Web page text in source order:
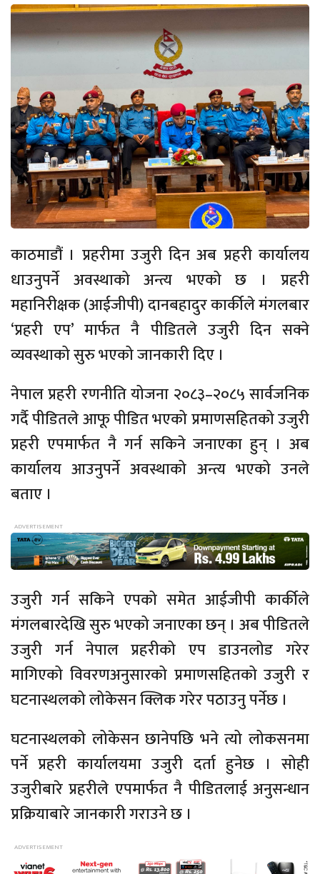
काठमाडौं । प्रहरीमा उजुरी दिन अब प्रहरी कार्यालय
धाउनुपर्ने अवस्थाको अन्त्य भएको छ । प्रहरी
महानिरीक्षक (आईजीपी) दानबहादुर कार्कीले मंगलबार
‘प्रहरी एप’ मार्फत नै पीडितले उजुरी दिन सक्ने
व्यवस्थाको सुरु भएको जानकारी दिए ।
नेपाल प्रहरी रणनीति योजना २०८३–२०८५ सार्वजनिक
गर्दै पीडितले आफू पीडित भएको प्रमाणसहितको उजुरी
प्रहरी एपमार्फत नै गर्न सकिने जनाएका हुन् । अब
कार्यालय आउनुपर्ने अवस्थाको अन्त्य भएको उनले
बताए ।
उजुरी गर्न सकिने एपको समेत आईजीपी कार्कीले
मंगलबारदेखि सुरु भएको जनाएका छन् । अब पीडितले
उजुरी गर्न नेपाल प्रहरीको एप डाउनलोड गरेर
मागिएको विवरणअनुसारको प्रमाणसहितको उजुरी र
घटनास्थलको लोकेसन क्लिक गरेर पठाउनु पर्नेछ ।
घटनास्थलको लोकेसन छानेपछि भने त्यो लोकसनमा
पर्ने प्रहरी कार्यालयमा उजुरी दर्ता हुनेछ । सोही
उजुरीबारे प्रहरीले एपमार्फत नै पीडितलाई अनुसन्धान
प्रक्रियाबारे जानकारी गराउने छ ।